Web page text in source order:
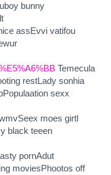
bunny
assEvvi vatifou
Temecula
restLady sonhia
sexx
moes girtl
black teeen
pornAdut
moviesPhootos off